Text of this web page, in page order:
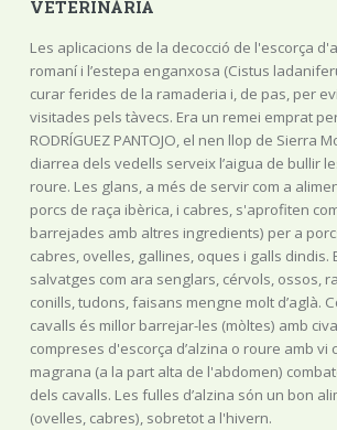
VETERINÀRIA
Les aplicacions de la decocció de l'escorça
romaní i l’estepa enganxosa (Cistus
curar ferides de la ramaderia i, de pas, per
visitades pels tàvecs. Era un remei emprat
RODRÍGUEZ PANTOJO, el nen llop de Sierra
diarrea dels vedells serveix l’aigua de bullir
roure. Les glans, a més de servir com a
porcs de raça ibèrica, i cabres, s'aprofiten
barrejades amb altres ingredients) per a
cabres, ovelles, gallines, oques i galls dindis.
salvatges com ara senglars, cérvols, ossos,
conills, tudons, faisans mengne molt d’aglà.
cavalls és millor barrejar-les (mòltes) amb
compreses d'escorça d’alzina o roure amb vi
magrana (a la part alta de l'abdomen)
dels cavalls. Les fulles d’alzina són un bon
(ovelles, cabres), sobretot a l'hivern.